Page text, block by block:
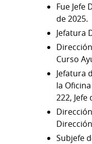
Fue Jefe
de 2025.
Jefatura
Curso
Jefatura
la
222, Jefe
Subjefe